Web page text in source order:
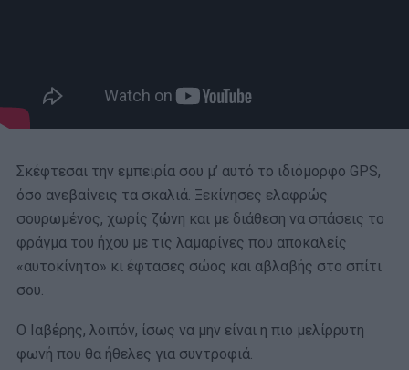
Σκέφτεσαι την εμπειρία σου μ’ αυτό το ιδιόμορφο GPS,
όσο ανεβαίνεις τα σκαλιά. Ξεκίνησες ελαφρώς
σουρωμένος, χωρίς ζώνη και με διάθεση να σπάσεις το
φράγμα του ήχου με τις λαμαρίνες που αποκαλείς
«αυτοκίνητο» κι έφτασες σώος και αβλαβής στο σπίτι
σου.
Ο Ιαβέρης, λοιπόν, ίσως να μην είναι η πιο μελίρρυτη
φωνή που θα ήθελες για συντροφιά.